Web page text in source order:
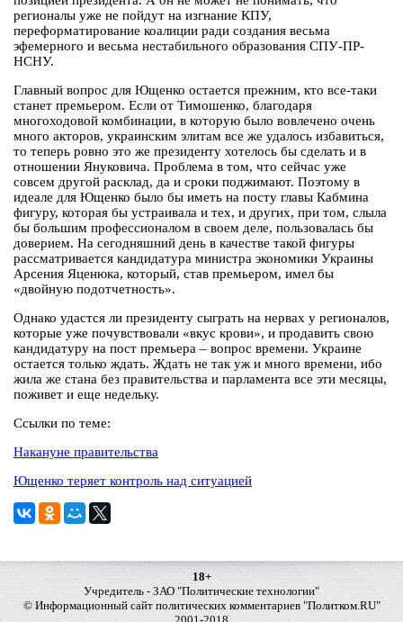
регионалы уже не пойдут на изгнание КПУ,
переформатирование коалиции ради создания весьма
эфемерного и весьма нестабильного образования СПУ-ПР-
НСНУ.
Главный вопрос для Ющенко остается прежним, кто все-таки
станет премьером. Если от Тимошенко, благодаря
многоходовой комбинации, в которую было вовлечено очень
много акторов, украинским элитам все же удалось избавиться,
то теперь ровно это же президенту хотелось бы сделать и в
отношении Януковича. Проблема в том, что сейчас уже
совсем другой расклад, да и сроки поджимают. Поэтому в
идеале для Ющенко было бы иметь на посту главы Кабмина
фигуру, которая бы устраивала и тех, и других, при том, слыла
бы большим профессионалом в своем деле, пользовалась бы
доверием. На сегодняшний день в качестве такой фигуры
рассматривается кандидатура министра экономики Украины
Арсения Яценюка, который, став премьером, имел бы
«двойную подотчетность».
Однако удастся ли президенту сыграть на нервах у регионалов,
которые уже почувствовали «вкус крови», и продавить свою
кандидатуру на пост премьера – вопрос времени. Украине
остается только ждать. Ждать не так уж и много времени, ибо
жила же стана без правительства и парламента все эти месяцы,
поживет и еще недельку.
Ссылки по теме:
Накануне правительства
Ющенко теряет контроль над ситуацией
18+
Учредитель - ЗАО "Политические технологии"
© Информационный сайт политических комментариев "Политком.RU"